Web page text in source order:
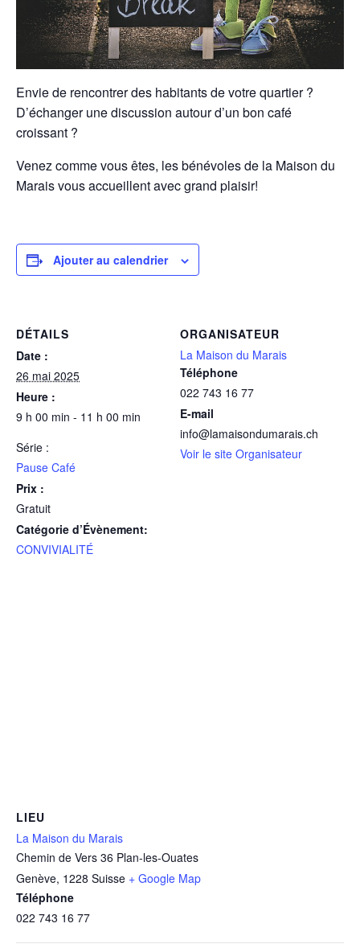
Envie de rencontrer des habitants de votre quartier ?
D’échanger une discussion autour d’un bon café
croissant ?
Venez comme vous êtes, les bénévoles de la Maison du
Marais vous accueillent avec grand plaisir!
Ajouter au calendrier
DÉTAILS
Date :
26 mai 2025
Heure :
9 h 00 min - 11 h 00 min
Série :
Pause Café
Prix :
Gratuit
Catégorie d’Évènement:
CONVIVIALITÉ
ORGANISATEUR
La Maison du Marais
Téléphone
022 743 16 77
E-mail
info@lamaisondumarais.ch
Voir le site Organisateur
LIEU
La Maison du Marais
Chemin de Vers 36 Plan-les-Ouates
Genève, 1228 Suisse + Google Map
Téléphone
022 743 16 77